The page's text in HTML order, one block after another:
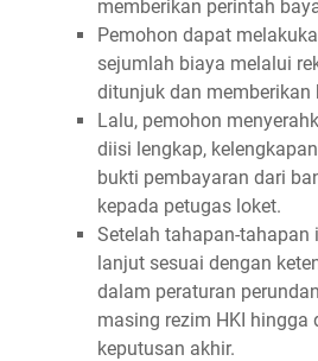
memberikan perintah
Pemohon dapat
sejumlah biaya melalui
ditunjuk dan memberikan
Lalu, pemohon
diisi lengkap,
bukti pembayaran dari
kepada petugas loket.
Setelah tahapan-tahapan
lanjut sesuai dengan
dalam peraturan
masing rezim HKI hingga
keputusan akhir.